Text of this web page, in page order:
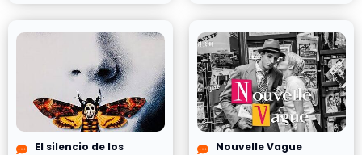
El silencio de los
Nouvelle Vague